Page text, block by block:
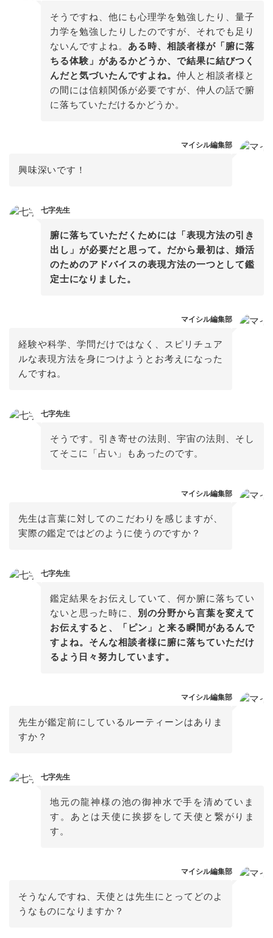
そうですね、他にも心理学を勉強したり、量子
力学を勉強したりしたのですが、それでも足り
ないんですよね。 ある時、相談者様が「腑に落
ちる体験」があるかどうか、で結果に結びつく
んだと気づいたんですよね。仲人と相談者様と
の間には信頼関係が必要ですが、仲人の話で腑
に落ちていただけるかどうか。
マイシル編集部
興味深いです！
七字先生
腑に落ちていただくためには「表現方法の引き
出し」が必要だと思って。だから最初は、婚活
のためのアドバイスの表現方法の一つとして鑑
定士になりました。
マイシル編集部
経験や科学、学問だけではなく、スピリチュア
ルな表現方法を身につけようとお考えになった
んですね。
七字先生
そうです。引き寄せの法則、宇宙の法則、そし
てそこに「占い」もあったのです。
マイシル編集部
先生は言葉に対してのこだわりを感じますが、
実際の鑑定ではどのように使うのですか？
七字先生
鑑定結果をお伝えしていて、何か腑に落ちてい
ないと思った時に、 別の分野から言葉を変えて
お伝えすると、「ピン」と来る瞬間があるんで
すよね。そんな相談者様に腑に落ちていただけ
るよう日々努力しています。
マイシル編集部
先生が鑑定前にしているルーティーンはありま
すか？
七字先生
地元の龍神様の池の御神水で手を清めていま
す。あとは天使に挨拶をして天使と繋がりま
す。
マイシル編集部
そうなんですね、天使とは先生にとってどのよ
うなものになりますか？